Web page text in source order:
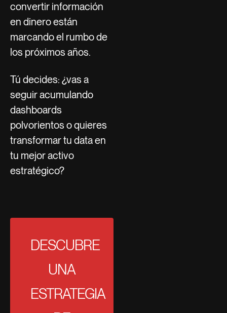
convertir información
en dinero están
marcando el rumbo de
los próximos años.
Tú decides: ¿vas a
seguir acumulando
dashboards
polvorientos o quieres
transformar tu data en
tu mejor activo
estratégico?
DESCUBRE
UNA
ESTRATEGIA